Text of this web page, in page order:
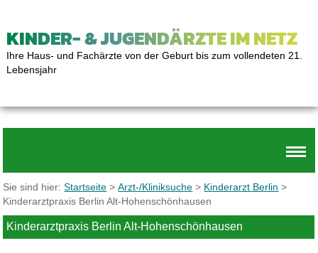
KINDER- & JUGENDÄRZTE IM NETZ
Ihre Haus- und Fachärzte von der Geburt bis zum vollendeten 21.
Lebensjahr
Sie sind hier:Startseite >Arzt-/Kliniksuche > Kinderarzt Berlin >
Kinderarztpraxis Berlin Alt-Hohenschönhausen
Kinderarztpraxis Berlin Alt-Hohenschönhausen